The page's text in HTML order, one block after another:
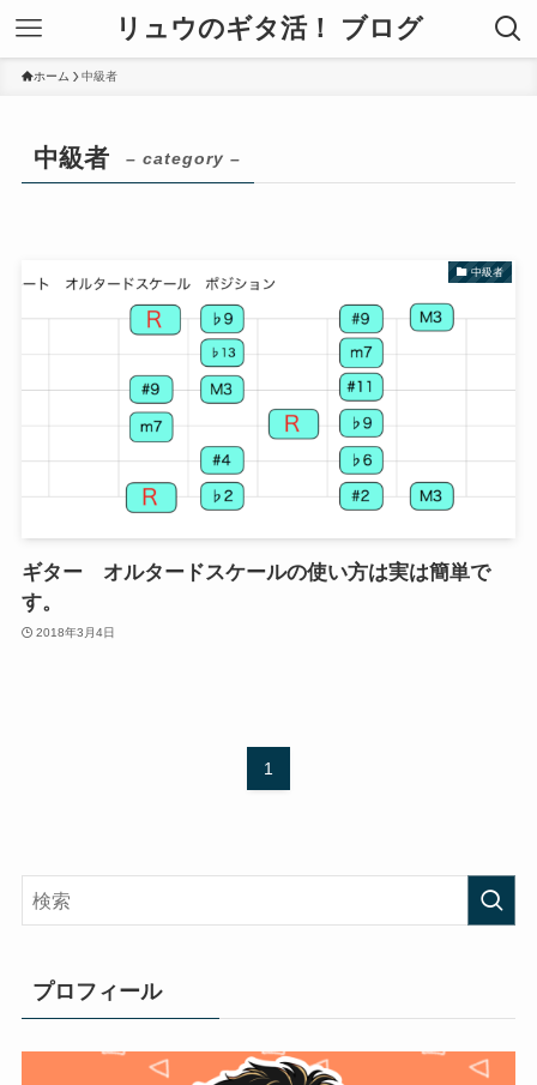
リュウのギタ活！ ブログ
ホーム 中級者
中級者 – category –
中級者
ギター オルタードスケールの使い方は実は簡単で
す。
2018年3月4日
1
プロフィール